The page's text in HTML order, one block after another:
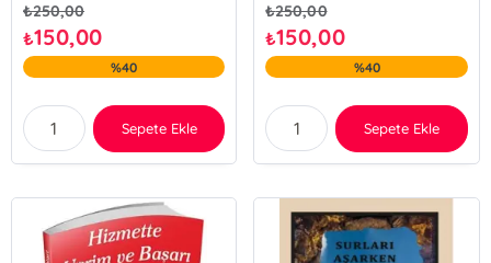
₺250,00
₺150,00
%40
Sepete Ekle
₺250,00
₺150,00
%40
Sepete Ekle